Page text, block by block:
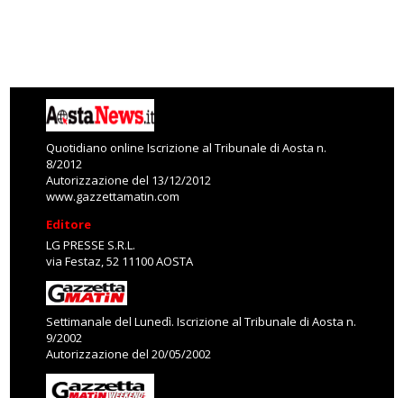
Quotidiano online Iscrizione al Tribunale di Aosta n.
8/2012
Autorizzazione del 13/12/2012
www.gazzettamatin.com
Editore
LG PRESSE S.R.L.
via Festaz, 52 11100 AOSTA
Settimanale del Lunedì. Iscrizione al Tribunale di Aosta n.
9/2002
Autorizzazione del 20/05/2002